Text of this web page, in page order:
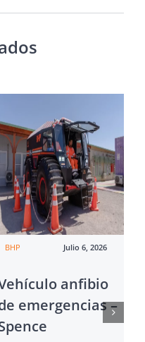
BHP Julio 6, 2026
anfibio
emergencias –